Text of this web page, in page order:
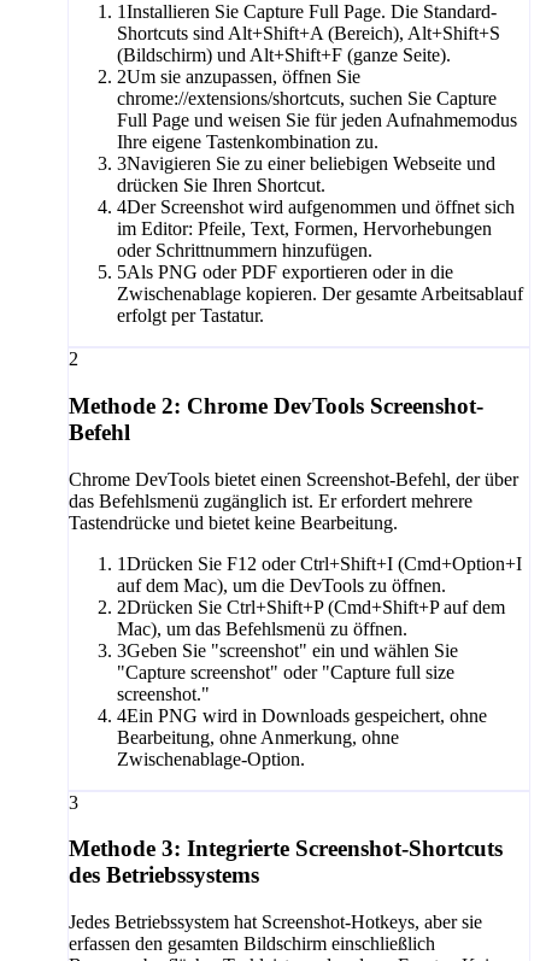
1Installieren Sie Capture Full Page. Die Standard-
Shortcuts sind Alt+Shift+A (Bereich), Alt+Shift+S
(Bildschirm) und Alt+Shift+F (ganze Seite).
2Um sie anzupassen, öffnen Sie
chrome://extensions/shortcuts, suchen Sie Capture
Full Page und weisen Sie für jeden Aufnahmemodus
Ihre eigene Tastenkombination zu.
3Navigieren Sie zu einer beliebigen Webseite und
drücken Sie Ihren Shortcut.
4Der Screenshot wird aufgenommen und öffnet sich
im Editor: Pfeile, Text, Formen, Hervorhebungen
oder Schrittnummern hinzufügen.
5Als PNG oder PDF exportieren oder in die
Zwischenablage kopieren. Der gesamte Arbeitsablauf
erfolgt per Tastatur.
2
Methode 2: Chrome DevTools Screenshot-
Befehl
Chrome DevTools bietet einen Screenshot-Befehl, der über
das Befehlsmenü zugänglich ist. Er erfordert mehrere
Tastendrücke und bietet keine Bearbeitung.
1Drücken Sie F12 oder Ctrl+Shift+I (Cmd+Option+I
auf dem Mac), um die DevTools zu öffnen.
2Drücken Sie Ctrl+Shift+P (Cmd+Shift+P auf dem
Mac), um das Befehlsmenü zu öffnen.
3Geben Sie "screenshot" ein und wählen Sie
"Capture screenshot" oder "Capture full size
screenshot."
4Ein PNG wird in Downloads gespeichert, ohne
Bearbeitung, ohne Anmerkung, ohne
Zwischenablage-Option.
3
Methode 3: Integrierte Screenshot-Shortcuts
des Betriebssystems
Jedes Betriebssystem hat Screenshot-Hotkeys, aber sie
erfassen den gesamten Bildschirm einschließlich